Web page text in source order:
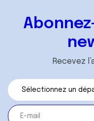
Recevez